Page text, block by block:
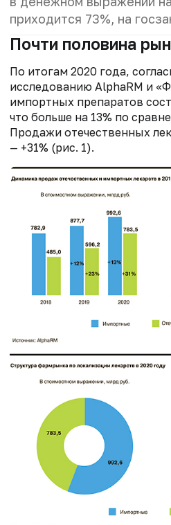
приходится 73%, на
Почти половина
По итогам 2020 года,
исследованию AlphaRM и
импортных препаратов
что больше на 13% по
Продажи отечественных
— +31% (рис. 1).